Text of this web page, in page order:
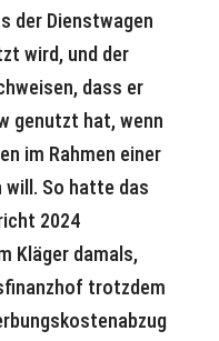
der Dienstwagen
wird, und der
dass er
genutzt hat, wenn
im Rahmen einer
will. So hatte das
2024
Kläger damals,
trotzdem